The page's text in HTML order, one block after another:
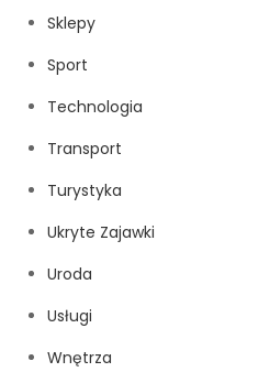
Sklepy
Sport
Technologia
Transport
Turystyka
Ukryte Zajawki
Uroda
Usługi
Wnętrza